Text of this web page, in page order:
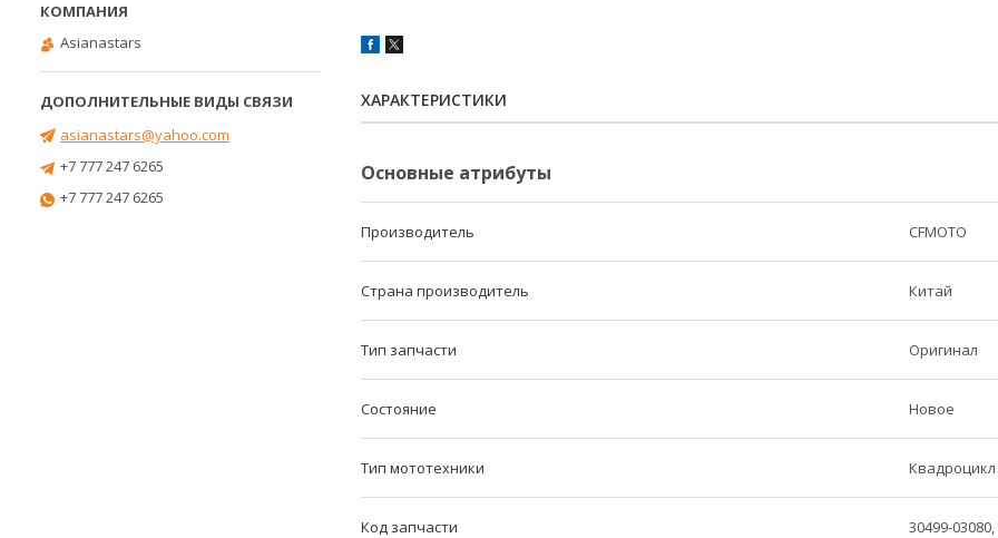
ХАРАКТЕРИСТИКИ
Основные атрибуты
Производитель CFMOTO
Страна производитель Китай
Тип запчасти Оригинал
Состояние Новое
Тип мототехники Квадроцикл
Код запчасти 30499-
Asianastars
asianastars@yahoo.com
+7 777 247 6265
+7 777 247 6265